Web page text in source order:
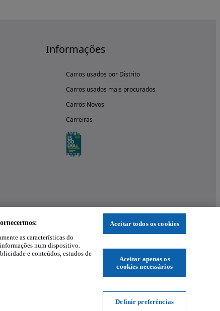
Informações
Carros usados por Distrito
Carros usados mais procurados
Carros Novos
Carreiras
as características do
num dispositivo.
e conteúdos, estudos de
Aceitar todos os cookies
Aceitar apenas os
cookies necessários
Definir preferências